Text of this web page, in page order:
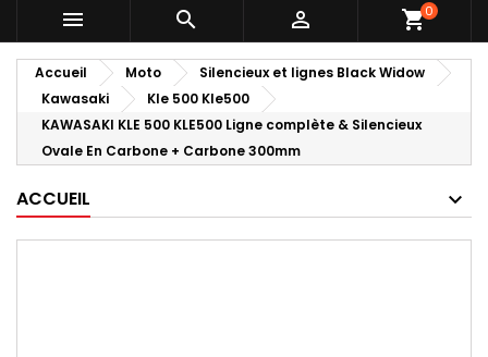
   shopping_cart0
Accueil Moto
Silencieux et lignes Black Widow
Kawasaki
Kle 500 Kle500
KAWASAKI KLE 500 KLE500 Ligne complète & Silencieux
Ovale En Carbone + Carbone 300mm
ACCUEIL